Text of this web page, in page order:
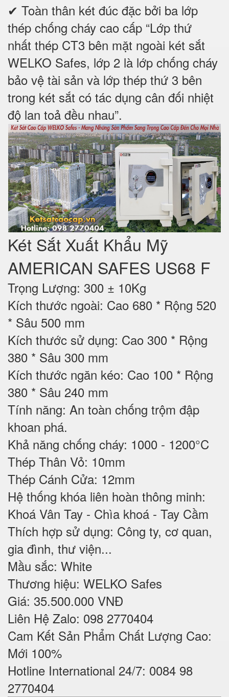
✔ Toàn thân két đúc đặc bởi ba lớp
thép chống cháy cao cấp “Lớp thứ
nhất thép CT3 bên mặt ngoài két sắt
WELKO Safes, lớp 2 là lớp chống cháy
bảo vệ tài sản và lớp thép thứ 3 bên
trong két sắt có tác dụng cân đối nhiệt
độ lan toả đều nhau”.
Két Sắt Xuất Khẩu Mỹ
AMERICAN SAFES US68 F
Trọng Lượng: 300 ± 10Kg
Kích thước ngoài: Cao 680 * Rộng 520
* Sâu 500 mm
Kích thước sử dụng: Cao 300 * Rộng
380 * Sâu 300 mm
Kích thước ngăn kéo: Cao 100 * Rộng
380 * Sâu 240 mm
Tính năng: An toàn chống trộm đập
khoan phá.
Khả năng chống cháy: 1000 - 1200°C
Thép Thân Vỏ: 10mm
Thép Cánh Cửa: 12mm
Hệ thống khóa liên hoàn thông minh:
Khoá Vân Tay - Chìa khoá - Tay Cầm
Thích hợp sử dụng: Công ty, cơ quan,
gia đình, thư viện...
Mầu sắc: White
Thương hiệu: WELKO Safes
Giá: 35.500.000 VNĐ
Liên Hệ Zalo: 098 2770404
Cam Kết Sản Phẩm Chất Lượng Cao:
Mới 100%
Hotline International 24/7: 0084 98
2770404